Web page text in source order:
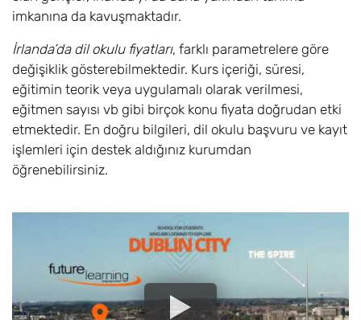
imkanına da kavuşmaktadır.
İrlanda’da dil okulu fiyatları, farklı parametrelere göre
değişiklik gösterebilmektedir. Kurs içeriği, süresi,
eğitimin teorik veya uygulamalı olarak verilmesi,
eğitmen sayısı vb gibi birçok konu fiyata doğrudan etki
etmektedir. En doğru bilgileri, dil okulu başvuru ve kayıt
işlemleri için destek aldığınız kurumdan
öğrenebilirsiniz.